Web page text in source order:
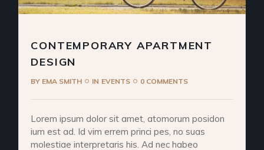
CONTEMPORARY APARTMENT
DESIGN
BY EMA SMITH IN EVENTS 0 COMMENTS
Lorem ipsum dolor sit amet, atomorum posidon
ium est ad. Id vim errem princi pes, no suas
molestiae interpretaris his. Ad nec habeo